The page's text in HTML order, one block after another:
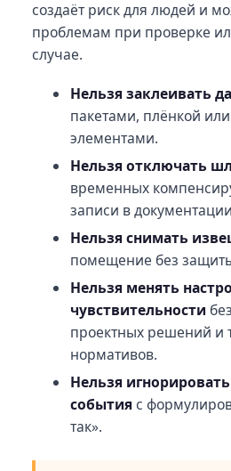
создаёт риск для людей и
проблемам при проверке
случае.
Нельзя заклеивать
пакетами, плёнкой
элементами.
Нельзя отключать
временных
записи в
Нельзя снимать
помещение без
Нельзя менять
чувствительности
проектных решений и
нормативов.
Нельзя
события с
так».